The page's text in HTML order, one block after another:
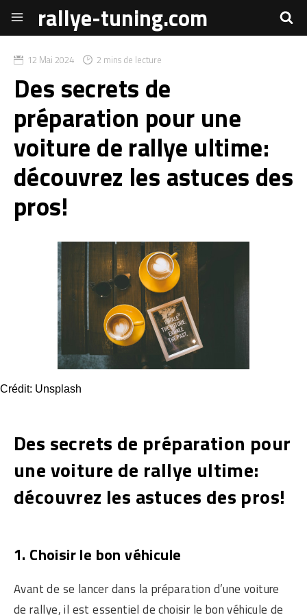
rallye-tuning.com
12 Mai 2024 2 mins de lecture
Des secrets de
préparation pour une
voiture de rallye ultime:
découvrez les astuces des
pros!
Crédit: Unsplash
Des secrets de préparation pour
une voiture de rallye ultime:
découvrez les astuces des pros!
1. Choisir le bon véhicule
Avant de se lancer dans la préparation d’une voiture
de rallye, il est essentiel de choisir le bon véhicule de